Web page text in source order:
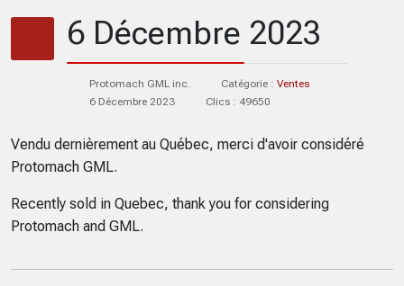
6 Décembre 2023
Protomach GML inc. Catégorie : Ventes
6 Décembre 2023
Clics : 49650
Vendu dernièrement au Québec, merci d'avoir considéré
Protomach GML.
Recently sold in Quebec, thank you for considering
Protomach and GML.